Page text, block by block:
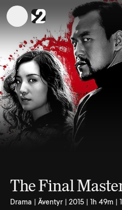
The Final
Drama | Äventyr | 2015 | 1h 49m |